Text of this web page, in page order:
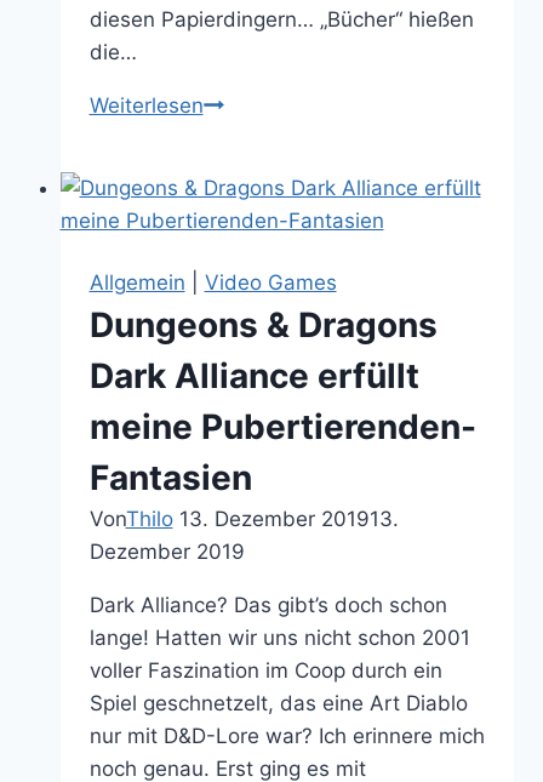
diesen Papierdingern… „Bücher“ hießen
die…
WeiterlesenAI
bringt
mich
Weinen
vor
Lachen
Allgemein Video Games
Dungeons & Dragons
Dark Alliance erfüllt
meine Pubertierenden-
Fantasien
VonThilo 13. Dezember 201913.
Dezember 2019
Dark Alliance? Das gibt’s doch schon
lange! Hatten wir uns nicht schon 2001
voller Faszination im Coop durch ein
Spiel geschnetzelt, das eine Art Diablo
nur mit D&D-Lore war? Ich erinnere mich
noch genau. Erst ging es mit